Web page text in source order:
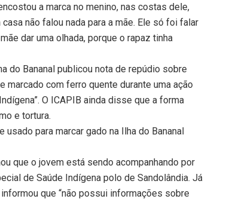
a marca no menino, nas costas dele,
não falou nada para a mãe. Ele só foi falar
dar uma olhada, porque o rapaz tinha
do Bananal publicou nota de repúdio sobre
marcado com ferro quente durante uma ação
O ICAPIB ainda disse que a forma
e tortura.
para marcar gado na Ilha do Bananal
que o jovem está sendo acompanhando por
de Saúde Indígena polo de Sandolândia. Já
que “não possui informações sobre